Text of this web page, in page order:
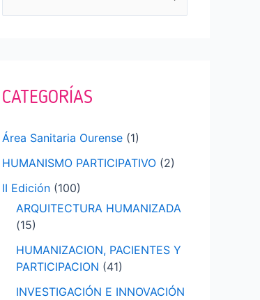
r
o
r
:
CATEGORÍAS
Área Sanitaria Ourense (1)
HUMANISMO PARTICIPATIVO (2)
II Edición (100)
ARQUITECTURA HUMANIZADA
(15)
HUMANIZACION, PACIENTES Y
PARTICIPACION (41)
INVESTIGACIÓN E INNOVACIÓN